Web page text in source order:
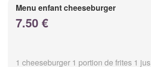
Menu enfant cheeseburger
7.50 €
1 cheeseburger 1 portion de frites 1 jus